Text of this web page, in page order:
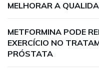
MELHORAR A
METFORMINA PODE
EXERCÍCIO NO
PRÓSTATA